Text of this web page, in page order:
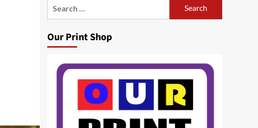
Our Print Shop